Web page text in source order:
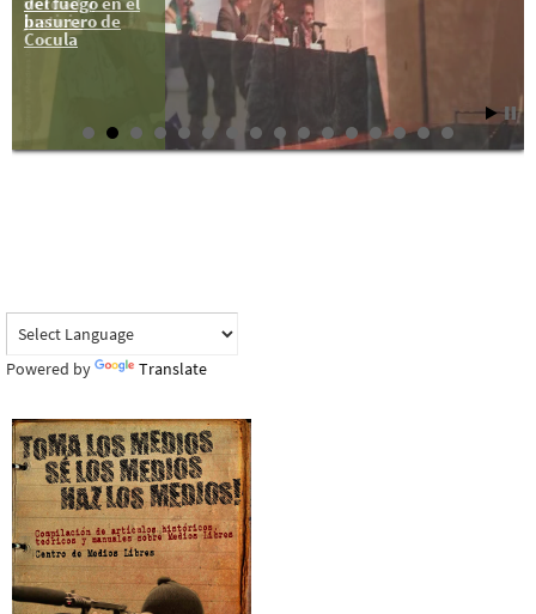
basurero de
Cocula
justicia
Powered by Translate